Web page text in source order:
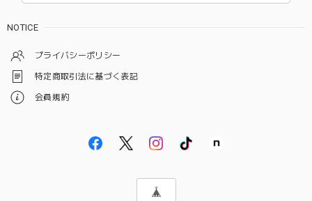
NOTICE
プライバシーポリシー
特定商取引法に基づく表記
会員規約